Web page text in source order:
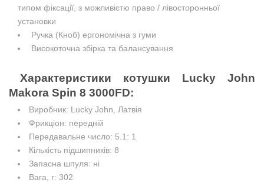
типом фіксації, з можливістю право / лівосторонньої
установки
Ручка (Кноб) ергономічна з гуми
Високоточна збірка та балансування
Характеристики котушки Lucky John
Makora Spin 8 3000FD:
Виробник: Lucky John, Латвія
Фрикціон: передній
Передавальне число: 5.1: 1
Кількість підшипників: 8
Запасна шпуля: ні
Вага, г: 302